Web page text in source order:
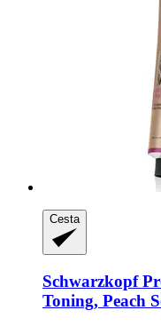
Cesta
Schwarzkopf
Toning, Peach